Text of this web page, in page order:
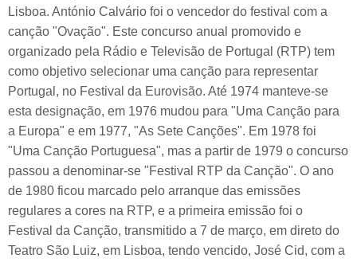
Lisboa. António Calvário foi o vencedor do festival com a
canção "Ovação". Este concurso anual promovido e
organizado pela Rádio e Televisão de Portugal (RTP) tem
como objetivo selecionar uma canção para representar
Portugal, no Festival da Eurovisão. Até 1974 manteve-se
esta designação, em 1976 mudou para "Uma Canção para
a Europa" e em 1977, "As Sete Canções". Em 1978 foi
"Uma Canção Portuguesa", mas a partir de 1979 o concurso
passou a denominar-se "Festival RTP da Canção". O ano
de 1980 ficou marcado pelo arranque das emissões
regulares a cores na RTP, e a primeira emissão foi o
Festival da Canção, transmitido a 7 de março, em direto do
Teatro São Luiz, em Lisboa, tendo vencido, José Cid, com a